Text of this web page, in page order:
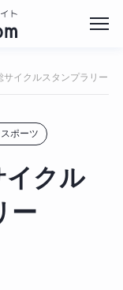
イクルスタンプラリー
スポーツ
クル
ー